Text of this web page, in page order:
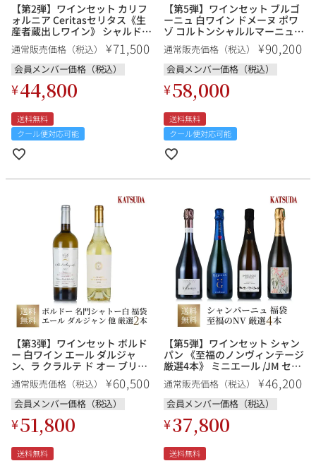
【第2弾】ワインセット カリフ
ォルニア Ceritasセリタス《生
産者蔵出しワイン》 シャルドネ
＆ピノを堪能する 厳選２本 福
袋 送料無料
通常販売価格（税込） ¥71,500
会員メンバー価格（税込）
¥44,800
送料無料
クール便対応可能
【第5弾】ワインセット ブルゴ
ーニュ 白ワイン ドメーヌ ポワ
ゾ コルトンシャルルマーニュ入
り《グランクリュ、プルミエク
リュ、広域AOC》 厳選3本
通常販売価格（税込） ¥90,200
会員メンバー価格（税込）
¥58,000
送料無料
クール便対応可能
【第3弾】ワインセット ボルド
ー 白ワイン エール ダルジャ
ン、ラ クラルテ ド オー ブリオ
ン ブラン《名門シャトーの稀少
な白》極上2本 福袋
通常販売価格（税込） ¥60,500
会員メンバー価格（税込）
¥51,800
送料無料
【第5弾】ワインセット シャン
パン 《至福のノンヴィンテージ
厳選4本》 ミニエール /JM セレ
ック/アンリ ジロー/ラエルト フ
レール 福袋
通常販売価格（税込） ¥46,200
会員メンバー価格（税込）
¥37,800
送料無料